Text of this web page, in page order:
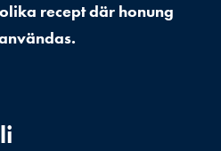
recept där honung